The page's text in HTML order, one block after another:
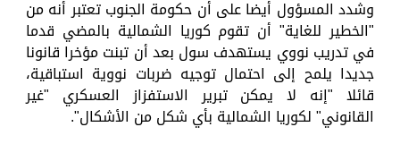
وشدد المسؤول أيضا على أن حكومة الجنوب تعتبر أنه من
"الخطير للغاية" أن تقوم كوريا الشمالية بالمضي قدما
في تدريب نووي يستهدف سول بعد أن تبنت مؤخرا قانونا
جديدا يلمح إلى احتمال توجيه ضربات نووية استباقية،
قائلا "إنه لا يمكن تبرير الاستفزاز العسكري "غير
القانوني" لكوريا الشمالية بأي شكل من الأشكال".